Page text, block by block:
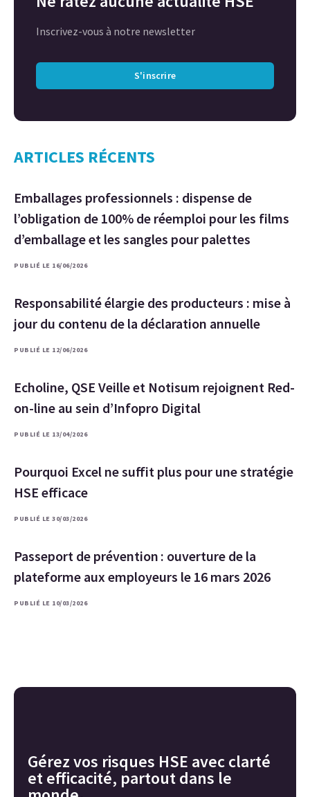
Inscrivez-vous à notre newsletter
S'inscrire
ARTICLES RÉCENTS
Emballages professionnels : dispense de
l’obligation de 100% de réemploi pour les films
d’emballage et les sangles pour palettes
PUBLIÉ LE 16/06/2026
Responsabilité élargie des producteurs : mise à
jour du contenu de la déclaration annuelle
PUBLIÉ LE 12/06/2026
Echoline, QSE Veille et Notisum rejoignent Red-
on-line au sein d’Infopro Digital
PUBLIÉ LE 13/04/2026
Pourquoi Excel ne suffit plus pour une stratégie
HSE efficace
PUBLIÉ LE 30/03/2026
Passeport de prévention : ouverture de la
plateforme aux employeurs le 16 mars 2026
PUBLIÉ LE 10/03/2026
Gérez vos risques HSE avec clarté
et efficacité, partout dans le